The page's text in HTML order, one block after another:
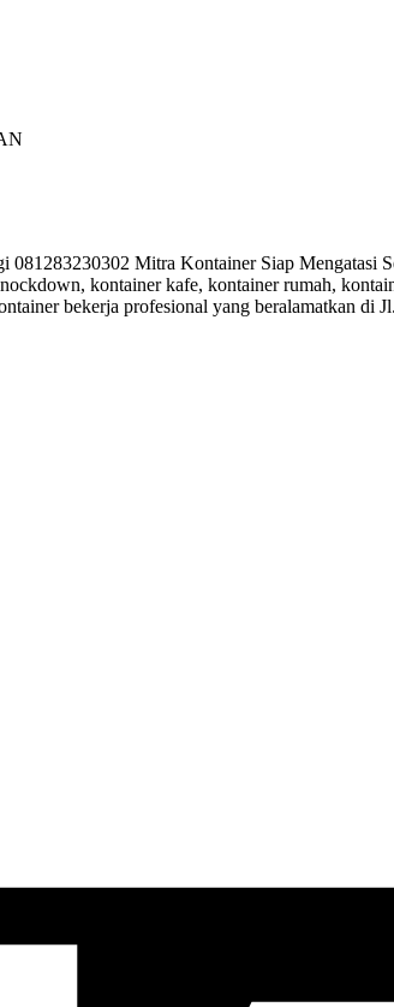
Mitra Kontainer Siap Mengatasi
kontainer kafe, kontainer rumah,
bekerja profesional yang beralamatkan di